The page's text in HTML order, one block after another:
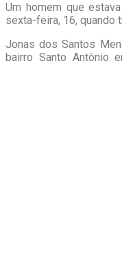
Um homem que
sexta-feira, 16, quando
Jonas dos Santos
bairro Santo Antônio